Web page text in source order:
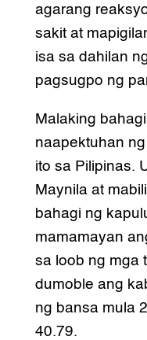
agarang
sakit at
isa sa dahilan
pagsugpo ng
Malaking
naapektuhan
ito sa Pilipinas.
Maynila at
bahagi ng
mamamayan
sa loob ng mga
dumoble ang
ng bansa mula
40.79.